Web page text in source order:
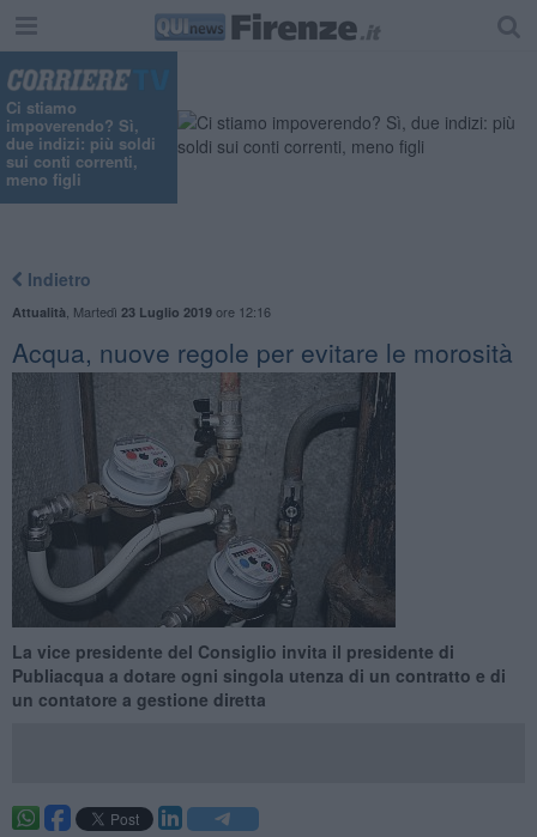
Ci stiamo
impoverendo? Sì,
due indizi: più soldi
sui conti correnti,
meno figli
Indietro
Attualità Martedì 23 Luglio 2019ore 12:16
Acqua, nuove regole per evitare le morosità
La vice presidente del Consiglio invita il presidente di
Publiacqua a dotare ogni singola utenza di un contratto e di
un contatore a gestione diretta